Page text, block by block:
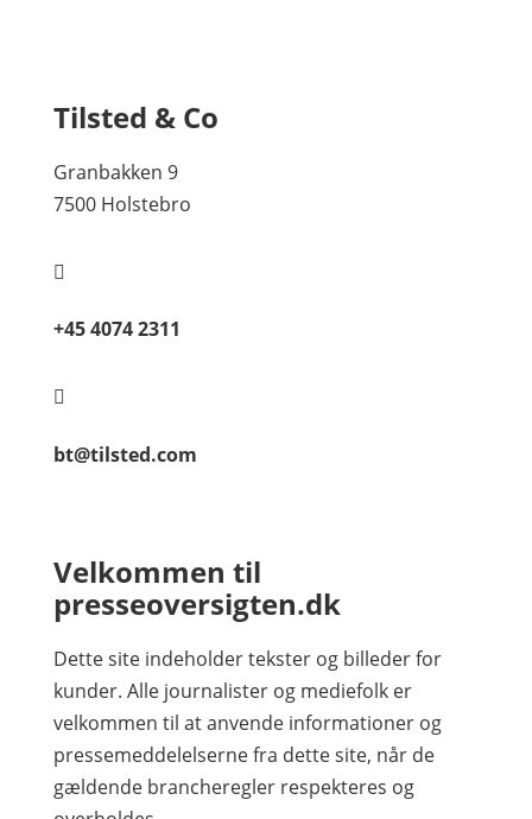
Tilsted & Co
Granbakken 9
7500 Holstebro

+45 4074 2311

bt@tilsted.com
Velkommen til
presseoversigten.dk
Dette site indeholder tekster og billeder for
kunder. Alle journalister og mediefolk er
velkommen til at anvende informationer og
pressemeddelelserne fra dette site, når de
gældende brancheregler respekteres og